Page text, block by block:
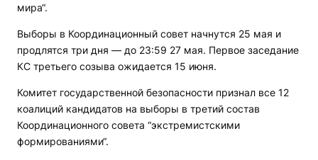
мира“.
Выборы в Координационный совет начнутся 25 мая и
продлятся три дня — до 23:59 27 мая. Первое заседание
КС третьего созыва ожидается 15 июня.
Комитет государственной безопасности признал все 12
коалиций кандидатов на выборы в третий состав
Координационного совета “экстремистскими
формированиями“.